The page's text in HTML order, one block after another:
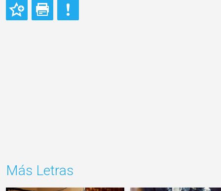
Más Letras